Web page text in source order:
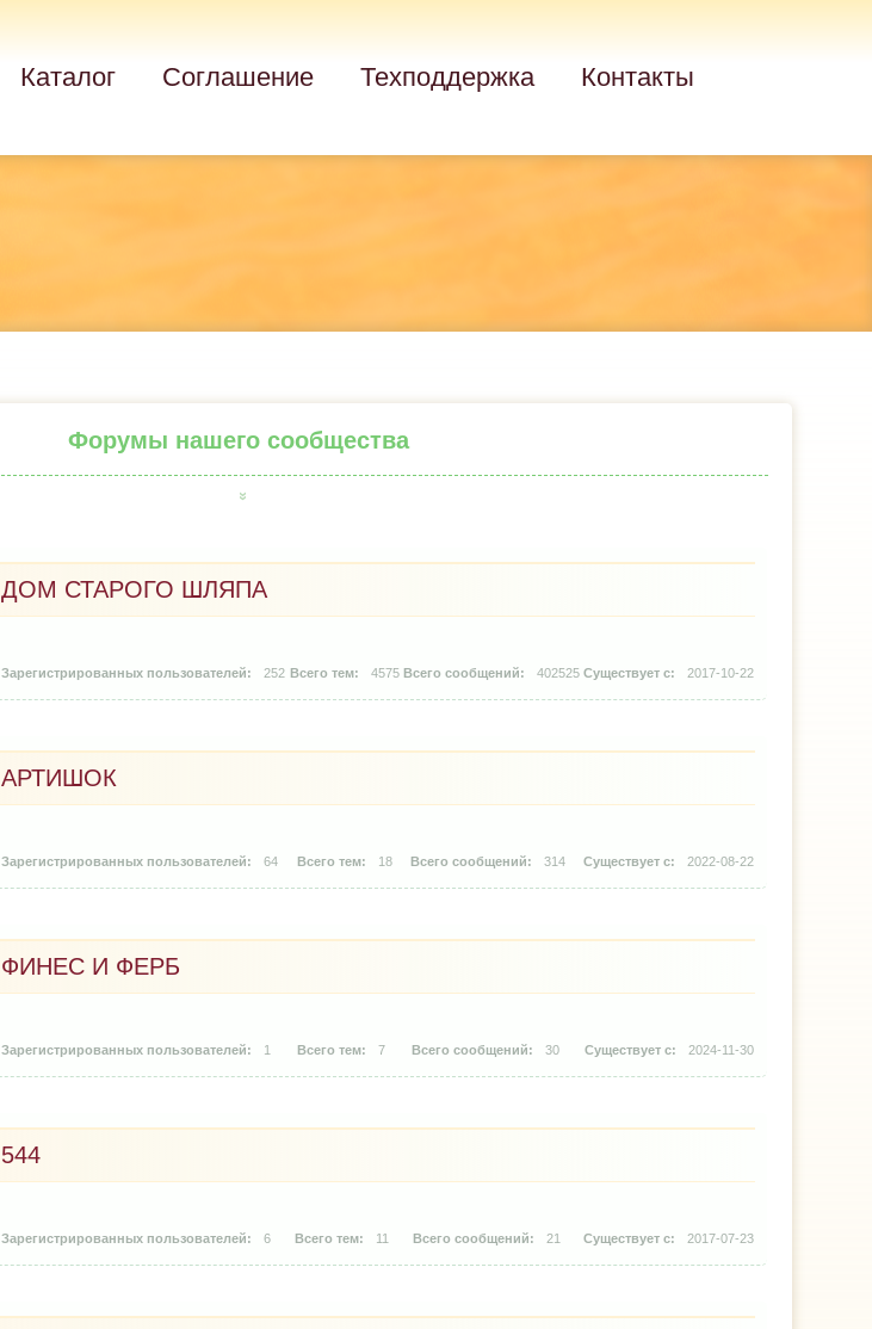
Каталог Соглашение Техподдержка Контакты
Форумы нашего сообщества
ДОМ СТАРОГО ШЛЯПА
252 4575 402525 2017-10-22
АРТИШОК
64 18 314 2022-08-22
ФИНЕС И ФЕРБ
1 7 30 2024-11-30
544
6 11 21 2017-07-23